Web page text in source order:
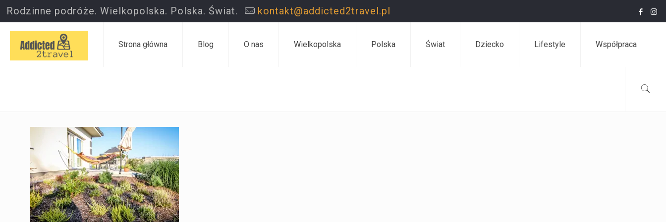
Rodzinne podróże. Wielkopolska. Polska. Świat. kontakt@addicted2travel.pl
Strona główna Blog O nas Wielkopolska Polska Świat Dziecko Lifestyle Współpraca